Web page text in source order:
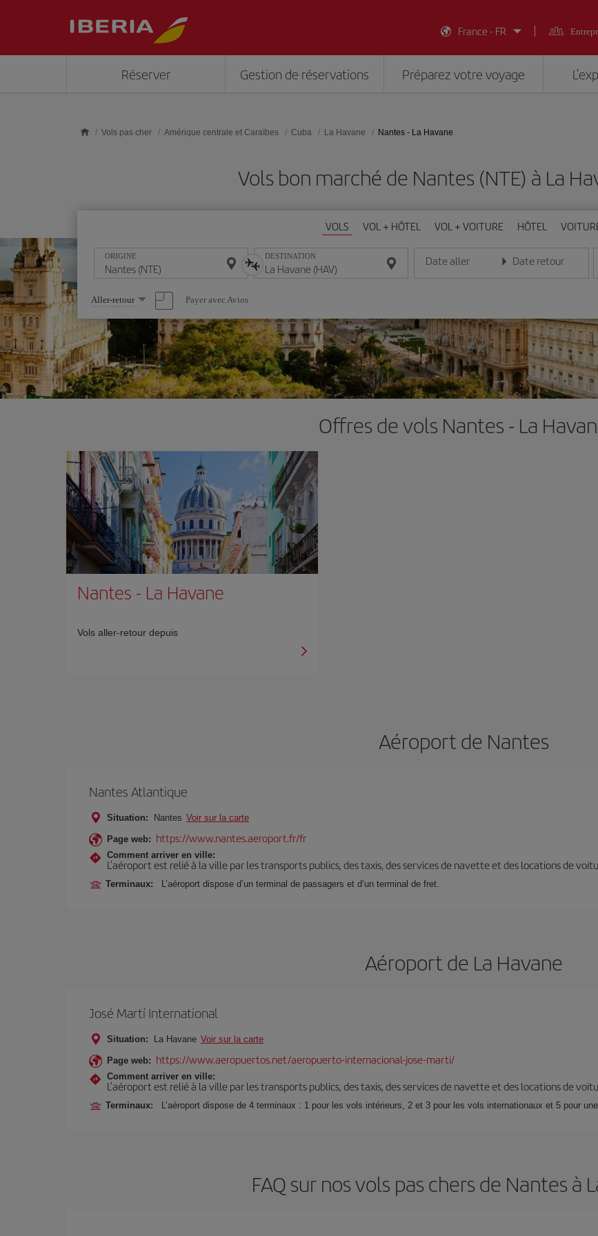
France - FR
Réserver Gestion de réservations Préparez votre voyage
Vols pas cher Amérique centrale et Caraïbes Cuba La Havane Nantes - La Havane
Vols bon marché de Nantes (NTE) à La
VOLS VOL + HÔTEL VOL + VOITURE HÔTEL
ORIGINE DESTINATION Date aller
Entrez la date au format jour/mois/année
Date retour
Entrez la date au format
Sélectionnez
une
option
Aller-retour Payer avec Avios
Offres de vols Nantes - La
Nantes - La Havane
Vols aller-retour depuis
Aéroport de Nantes
Nantes Atlantique
Situation: Nantes Voir sur la carte
Page web: https://www.nantes.aeroport.fr/fr
Comment arriver en ville:
L’aéroport est relié à la ville par les transports publics, des taxis, des services de navette et des locations de
Terminaux: L’aéroport dispose d’un terminal de passagers et d’un terminal de fret.
Aéroport de La Havane
José Martí International
Situation: La Havane Voir sur la carte
Page web: https://www.aeropuertos.net/aeropuerto-internacional-jose-marti/
Comment arriver en ville:
L’aéroport est relié à la ville par les transports publics, des taxis, des services de navette et des locations de
Terminaux: L’aéroport dispose de 4 terminaux : 1 pour les vols intérieurs, 2 et 3 pour les vols internationaux et 5 pour
FAQ sur nos vols pas chers de Nantes à